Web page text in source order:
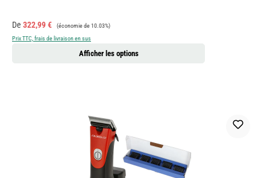
Prix de vente :
De 322,99 € Prix régulier :
(économie de 10.03%)
Prix TTC, frais de livraison en sus
Afficher les options